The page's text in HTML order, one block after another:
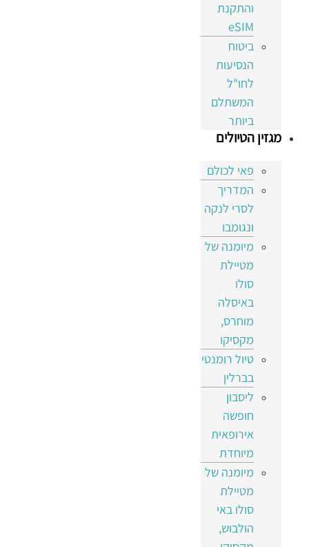
והתקנת
eSIM
ביטוח
הנסיעות
לחו"ל
המשתלם
ביותר
מגזין הטיולים
פאי לכולם
המדריך
לסרי לנקה
ונגומבו
מיומנה של
מטיילת
סולו
באיסלה
מוחרס,
מקסיקו
טיול רומנטי
בברלין
ליסבון
חופשה
אירופאית
מיוחדת
מיומנה של
מטיילת
סולו באי
הולבוש,